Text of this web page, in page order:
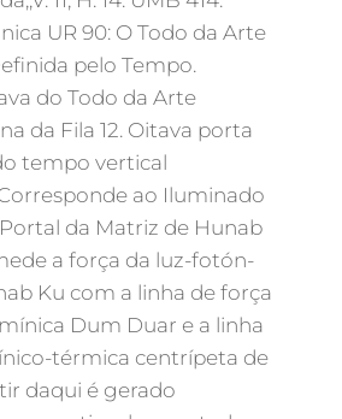
UR 90: O Todo da Arte
pelo Tempo.
do Todo da Arte
da Fila 12. Oitava porta
tempo vertical
ao Iluminado
da Matriz de Hunab
a força da luz-fotón-
Ku com a linha de força
Dum Duar e a linha
térmica centrípeta de
daqui é gerado